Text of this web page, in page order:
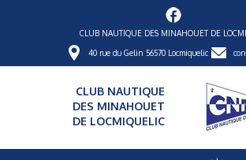
CLUB NAUTIQUE DES MINAHOUET DE
40 rue du Gelin 56570 Locmiquelic
CLUB NAUTIQUE
DES MINAHOUET
DE LOCMIQUELIC